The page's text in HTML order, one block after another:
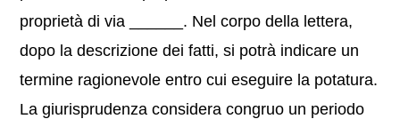
proprietà di via ______. Nel corpo della lettera,
dopo la descrizione dei fatti, si potrà indicare un
termine ragionevole entro cui eseguire la potatura.
La giurisprudenza considera congruo un periodo